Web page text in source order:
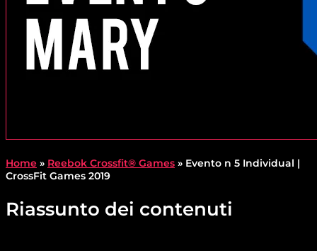
Home » Reebok Crossfit® Games » Evento n 5 Individual |
CrossFit Games 2019
Riassunto dei contenuti